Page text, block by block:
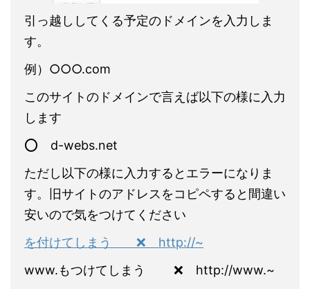
引っ越ししてくる予定のドメインを入力しま
す。
例）○○○.com
このサイトのドメインで言えば以下の様に入力
します
⭕️ d-webs.net
ただし以下の様に入力するとエラーになりま
す。旧サイトのアドレスをコピペすると間違い
安いので気をつけてください
を付けてしまう ❌ http://~
www.もつけてしまう ❌ http://www.~